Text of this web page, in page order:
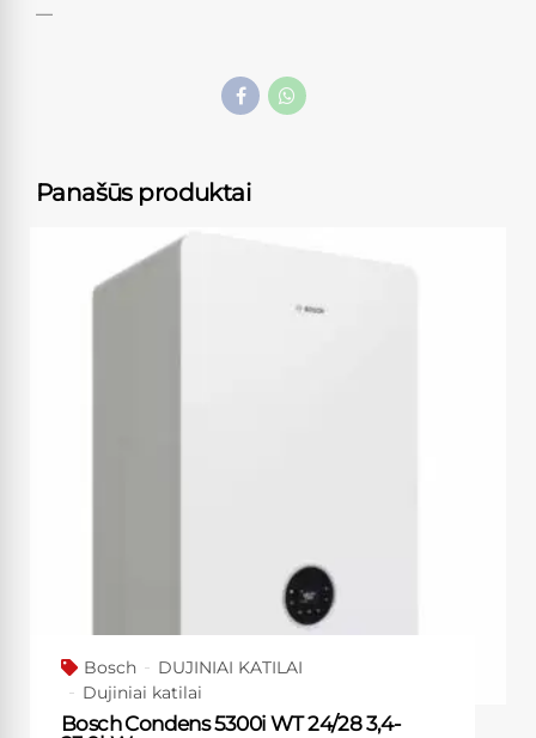
—
Panašūs produktai
Bosch
DUJINIAI KATILAI
Dujiniai katilai
Bosch Condens 5300i WT 24/28 3,4-